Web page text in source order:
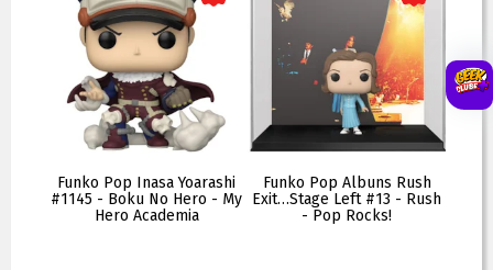
Funko Pop Inasa Yoarashi
#1145 - Boku No Hero - My
Hero Academia
Funko Pop Albuns Rush
Exit…Stage Left #13 - Rush
- Pop Rocks!